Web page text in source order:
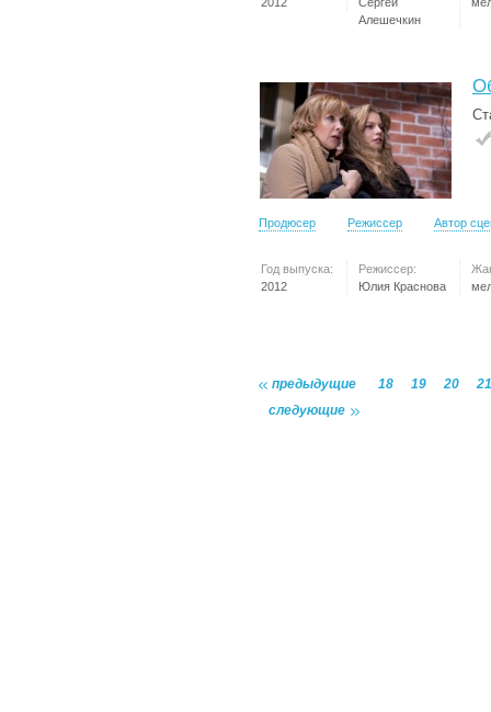
Алешечкин
Продюсер Режиссер Автор
Год выпуска:
2012
Режиссер:
Юлия Краснова
предыдущие 18 19 20
21
следующие